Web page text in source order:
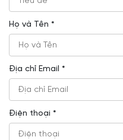
Họ và Tên *
Địa chỉ Email *
Điện thoại *